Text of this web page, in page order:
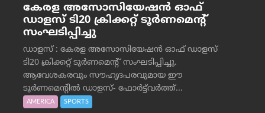
കേരള അസോസിയേഷൻ ഓഫ്
ഡാളസ് ടി20 ക്രിക്കറ്റ് ടൂർണമെന്റ്
സംഘടിപ്പിച്ചു
ഡാളസ് : കേരള അസോസിയേഷൻ ഓഫ് ഡാളസ്
ടി20 ക്രിക്കറ്റ് ടൂർണമെന്റ് സംഘടിപ്പിച്ചു.
ആവേശകരവും സൗഹൃദപരവുമായ ഈ
ടൂർണമെന്റിൽ ഡാളസ്- ഫോർട്ട്‌വര്‍ത്ത്...
AMERICA SPORTS